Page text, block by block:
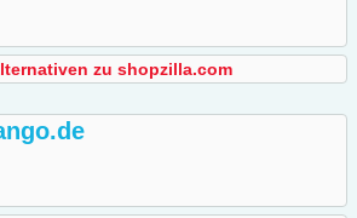
zu shopzilla.com